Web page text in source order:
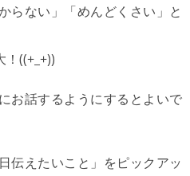
らない」「めんどくさい」と
((+_+))
お話するようにするとよいで
伝えたいこと」をピックアッ